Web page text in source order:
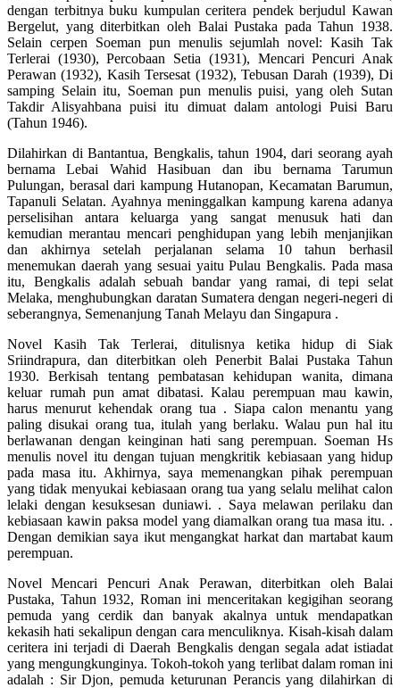
dengan terbitnya buku kumpulan ceritera pendek berjudul Kawan
Bergelut, yang diterbitkan oleh Balai Pustaka pada Tahun 1938.
Selain cerpen Soeman pun menulis sejumlah novel: Kasih Tak
Terlerai (1930), Percobaan Setia (1931), Mencari Pencuri Anak
Perawan (1932), Kasih Tersesat (1932), Tebusan Darah (1939), Di
samping Selain itu, Soeman pun menulis puisi, yang oleh Sutan
Takdir Alisyahbana puisi itu dimuat dalam antologi Puisi Baru
(Tahun 1946).
Dilahirkan di Bantantua, Bengkalis, tahun 1904, dari seorang ayah
bernama Lebai Wahid Hasibuan dan ibu bernama Tarumun
Pulungan, berasal dari kampung Hutanopan, Kecamatan Barumun,
Tapanuli Selatan. Ayahnya meninggalkan kampung karena adanya
perselisihan antara keluarga yang sangat menusuk hati dan
kemudian merantau mencari penghidupan yang lebih menjanjikan
dan akhirnya setelah perjalanan selama 10 tahun berhasil
menemukan daerah yang sesuai yaitu Pulau Bengkalis. Pada masa
itu, Bengkalis adalah sebuah bandar yang ramai, di tepi selat
Melaka, menghubungkan daratan Sumatera dengan negeri-negeri di
seberangnya, Semenanjung Tanah Melayu dan Singapura .
Novel Kasih Tak Terlerai, ditulisnya ketika hidup di Siak
Sriindrapura, dan diterbitkan oleh Penerbit Balai Pustaka Tahun
1930. Berkisah tentang pembatasan kehidupan wanita, dimana
keluar rumah pun amat dibatasi. Kalau perempuan mau kawin,
harus menurut kehendak orang tua . Siapa calon menantu yang
paling disukai orang tua, itulah yang berlaku. Walau pun hal itu
berlawanan dengan keinginan hati sang perempuan. Soeman Hs
menulis novel itu dengan tujuan mengkritik kebiasaan yang hidup
pada masa itu. Akhirnya, saya memenangkan pihak perempuan
yang tidak menyukai kebiasaan orang tua yang selalu melihat calon
lelaki dengan kesuksesan duniawi. . Saya melawan perilaku dan
kebiasaan kawin paksa model yang diamalkan orang tua masa itu. .
Dengan demikian saya ikut mengangkat harkat dan martabat kaum
perempuan.
Novel Mencari Pencuri Anak Perawan, diterbitkan oleh Balai
Pustaka, Tahun 1932, Roman ini menceritakan kegigihan seorang
pemuda yang cerdik dan banyak akalnya untuk mendapatkan
kekasih hati sekalipun dengan cara menculiknya. Kisah-kisah dalam
ceritera ini terjadi di Daerah Bengkalis dengan segala adat istiadat
yang mengungkunginya. Tokoh-tokoh yang terlibat dalam roman ini
adalah : Sir Djon, pemuda keturunan Perancis yang dilahirkan di